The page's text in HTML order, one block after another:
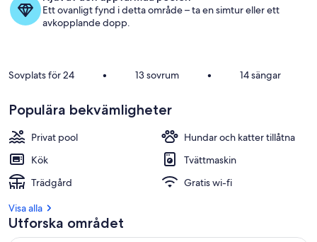
Ett ovanligt fynd i detta område – ta en simtur eller ett
avkopplande dopp.
Sovplats för 24 • 13 sovrum • 14 sängar
Populära bekvämligheter
Privat pool
Hundar och katter tillåtna
Kök
Tvättmaskin
Trädgård
Gratis wi-fi
Visa alla
Utforska området